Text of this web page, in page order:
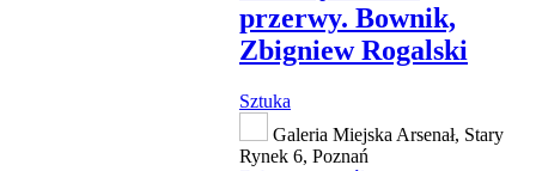
przerwy. Bownik,
Zbigniew Rogalski
Sztuka
Galeria Miejska Arsenał, Stary
Rynek 6, Poznań